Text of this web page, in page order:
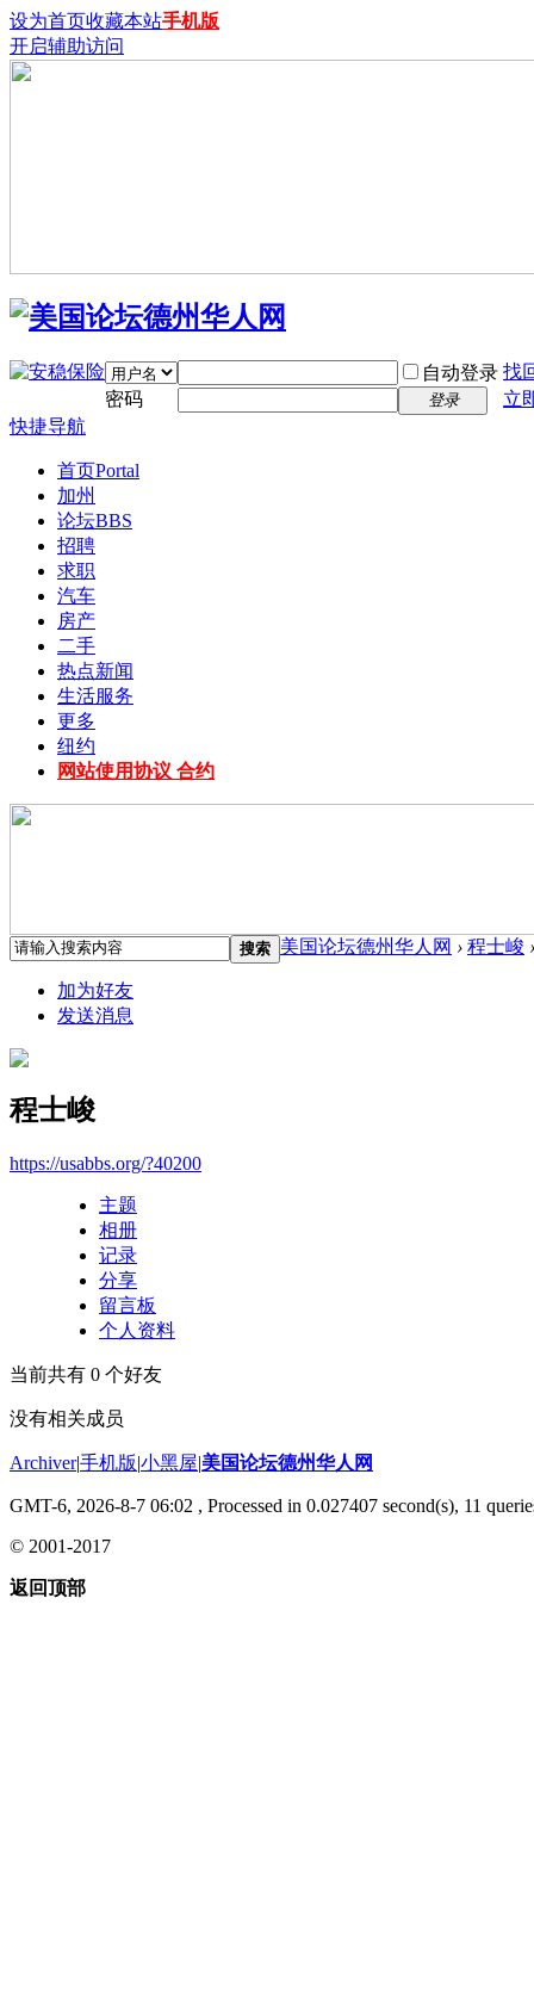
设为首页收藏本站手机版
开启辅助访问
自动登录 找
密码
登录
立
快捷导航
首页Portal
加州
论坛BBS
招聘
求职
汽车
房产
二手
热点新闻
生活服务
更多
纽约
网站使用协议 合约
搜索 美国论坛德州华人网 › 程士峻 ›
加为好友
发送消息
程士峻
https://usabbs.org/?40200
主题
相册
记录
分享
留言板
个人资料
当前共有 0 个好友
没有相关成员
Archiver|手机版|小黑屋|美国论坛德州华人网
GMT-6, 2026-8-7 06:02 , Processed in 0.027407 second(s), 11
© 2001-2017
返回顶部